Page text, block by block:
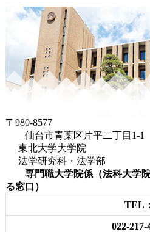
〒980-8577
仙台市青葉区片平二
東北大学大学院
法学研究科・法学部
専門職大学院係（法科大学
る窓口）
TEL：
022-217-